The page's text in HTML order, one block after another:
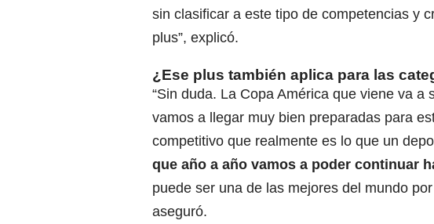
sin clasificar a este tipo de competencias y
plus”, explicó.
¿Ese plus también aplica para las
“Sin duda. La Copa América que viene va
vamos a llegar muy bien preparadas para
competitivo que realmente es lo que un
que año a año vamos a poder continuar
puede ser una de las mejores del mundo
aseguró.